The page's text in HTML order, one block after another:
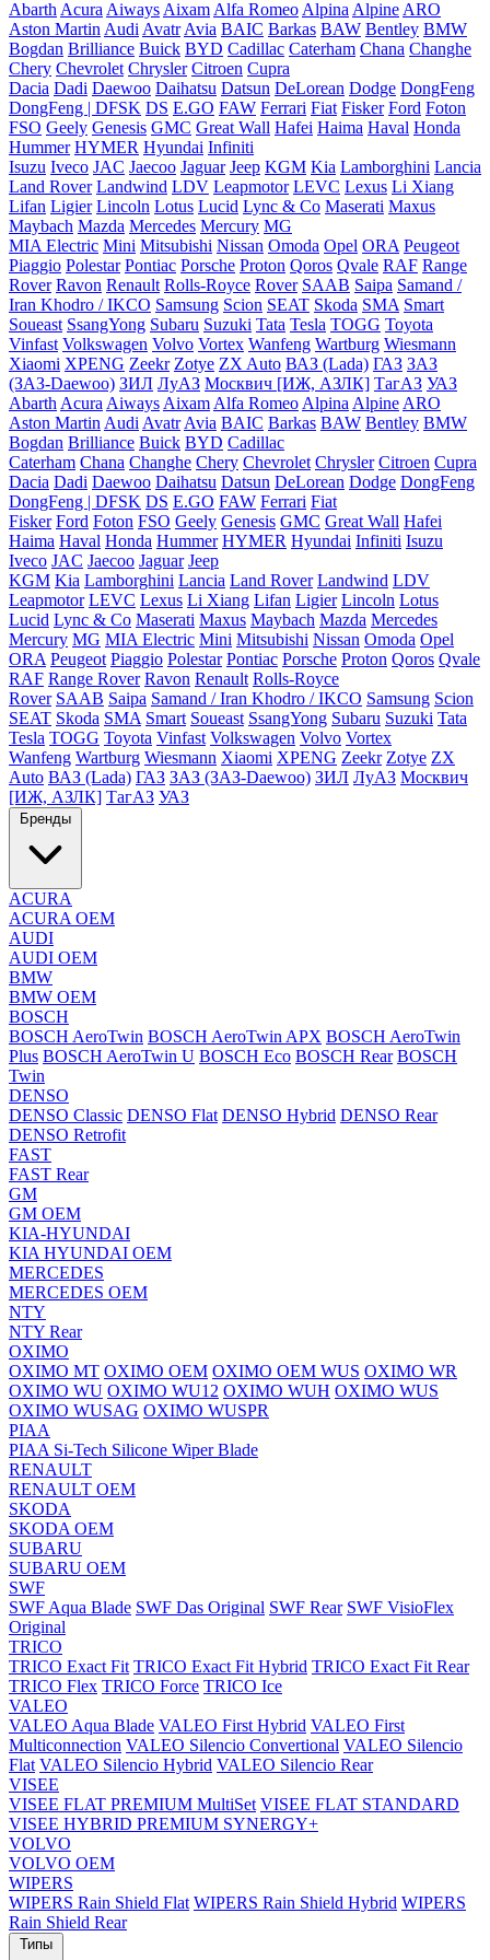
Abarth Acura Aiways Aixam Alfa Romeo Alpina Alpine ARO
Aston Martin Audi Avatr Avia BAIC Barkas BAW Bentley BMW
Bogdan Brilliance Buick BYD Cadillac Caterham Chana Changhe
Chery Chevrolet Chrysler Citroen Cupra
Dacia Dadi Daewoo Daihatsu Datsun DeLorean Dodge DongFeng
DongFeng | DFSK DS E.GO FAW Ferrari Fiat Fisker Ford Foton
FSO Geely Genesis GMC Great Wall Hafei Haima Haval Honda
Hummer HYMER Hyundai Infiniti
Isuzu Iveco JAC Jaecoo Jaguar Jeep KGM Kia Lamborghini Lancia
Land Rover Landwind LDV Leapmotor LEVC Lexus Li Xiang
Lifan Ligier Lincoln Lotus Lucid Lync & Co Maserati Maxus
Maybach Mazda Mercedes Mercury MG
MIA Electric Mini Mitsubishi Nissan Omoda Opel ORA Peugeot
Piaggio Polestar Pontiac Porsche Proton Qoros Qvale RAF Range
Rover Ravon Renault Rolls-Royce Rover SAAB Saipa Samand /
Iran Khodro / IKCO Samsung Scion SEAT Skoda SMA Smart
Soueast SsangYong Subaru Suzuki Tata Tesla TOGG Toyota
Vinfast Volkswagen Volvo Vortex Wanfeng Wartburg Wiesmann
Xiaomi XPENG Zeekr Zotye ZX Auto ВАЗ (Lada) ГАЗ ЗАЗ
(ЗАЗ-Daewoo) ЗИЛ ЛуАЗ Москвич [ИЖ, АЗЛК] ТагАЗ УАЗ
Abarth Acura Aiways Aixam Alfa Romeo Alpina Alpine ARO
Aston Martin Audi Avatr Avia BAIC Barkas BAW Bentley BMW
Bogdan Brilliance Buick BYD Cadillac
Caterham Chana Changhe Chery Chevrolet Chrysler Citroen Cupra
Dacia Dadi Daewoo Daihatsu Datsun DeLorean Dodge DongFeng
DongFeng | DFSK DS E.GO FAW Ferrari Fiat
Fisker Ford Foton FSO Geely Genesis GMC Great Wall Hafei
Haima Haval Honda Hummer HYMER Hyundai Infiniti Isuzu
Iveco JAC Jaecoo Jaguar Jeep
KGM Kia Lamborghini Lancia Land Rover Landwind LDV
Leapmotor LEVC Lexus Li Xiang Lifan Ligier Lincoln Lotus
Lucid Lync & Co Maserati Maxus Maybach Mazda Mercedes
Mercury MG MIA Electric Mini Mitsubishi Nissan Omoda Opel
ORA Peugeot Piaggio Polestar Pontiac Porsche Proton Qoros Qvale
RAF Range Rover Ravon Renault Rolls-Royce
Rover SAAB Saipa Samand / Iran Khodro / IKCO Samsung Scion
SEAT Skoda SMA Smart Soueast SsangYong Subaru Suzuki Tata
Tesla TOGG Toyota Vinfast Volkswagen Volvo Vortex
Wanfeng Wartburg Wiesmann Xiaomi XPENG Zeekr Zotye ZX
Auto ВАЗ (Lada) ГАЗ ЗАЗ (ЗАЗ-Daewoo) ЗИЛ ЛуАЗ Москвич
[ИЖ, АЗЛК] ТагАЗ УАЗ
Бренды
ACURA
ACURA OEM
AUDI
AUDI OEM
BMW
BMW OEM
BOSCH
BOSCH AeroTwin BOSCH AeroTwin APX BOSCH AeroTwin
Plus BOSCH AeroTwin U BOSCH Eco BOSCH Rear BOSCH
Twin
DENSO
DENSO Classic DENSO Flat DENSO Hybrid DENSO Rear
DENSO Retrofit
FAST
FAST Rear
GM
GM OEM
KIA-HYUNDAI
KIA HYUNDAI OEM
MERCEDES
MERCEDES OEM
NTY
NTY Rear
OXIMO
OXIMO MT OXIMO OEM OXIMO OEM WUS OXIMO WR
OXIMO WU OXIMO WU12 OXIMO WUH OXIMO WUS
OXIMO WUSAG OXIMO WUSPR
PIAA
PIAA Si-Tech Silicone Wiper Blade
RENAULT
RENAULT OEM
SKODA
SKODA OEM
SUBARU
SUBARU OEM
SWF
SWF Aqua Blade SWF Das Original SWF Rear SWF VisioFlex
Original
TRICO
TRICO Exact Fit TRICO Exact Fit Hybrid TRICO Exact Fit Rear
TRICO Flex TRICO Force TRICO Ice
VALEO
VALEO Aqua Blade VALEO First Hybrid VALEO First
Multiconnection VALEO Silencio Convertional VALEO Silencio
Flat VALEO Silencio Hybrid VALEO Silencio Rear
VISEE
VISEE FLAT PREMIUM MultiSet VISEE FLAT STANDARD
VISEE HYBRID PREMIUM SYNERGY+
VOLVO
VOLVO OEM
WIPERS
WIPERS Rain Shield Flat WIPERS Rain Shield Hybrid WIPERS
Rain Shield Rear
Типы